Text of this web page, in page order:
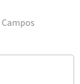
Campos